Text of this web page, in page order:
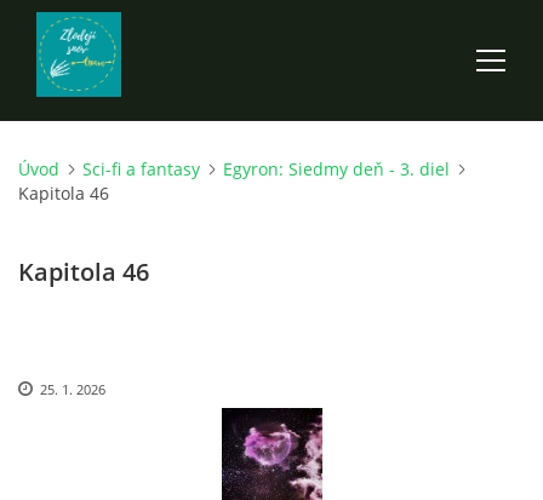
ÚVOD
EGYRON: SIEDMY DEŇ - 3. DIEL
Úvod Sci-fi a fantasy
Egyron: Siedmy deň - 3. diel
Kapitola 46
Kapitola 46
25. 1. 2026